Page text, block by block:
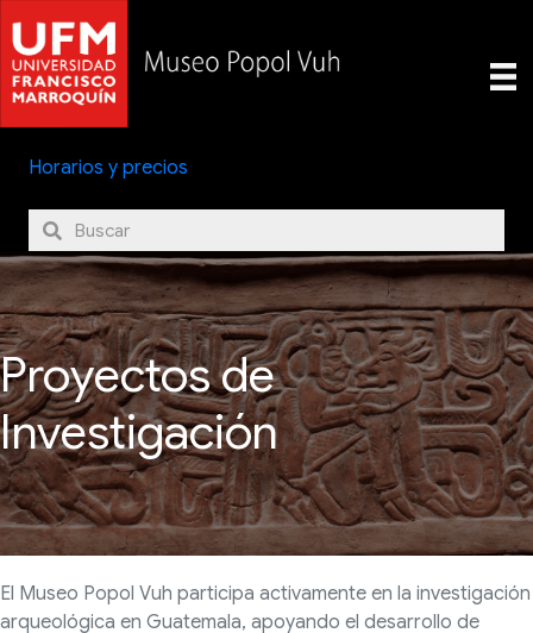
Horarios y precios
Proyectos de
Investigación
El Museo Popol Vuh participa activamente en la investigación
arqueológica en Guatemala, apoyando el desarrollo de